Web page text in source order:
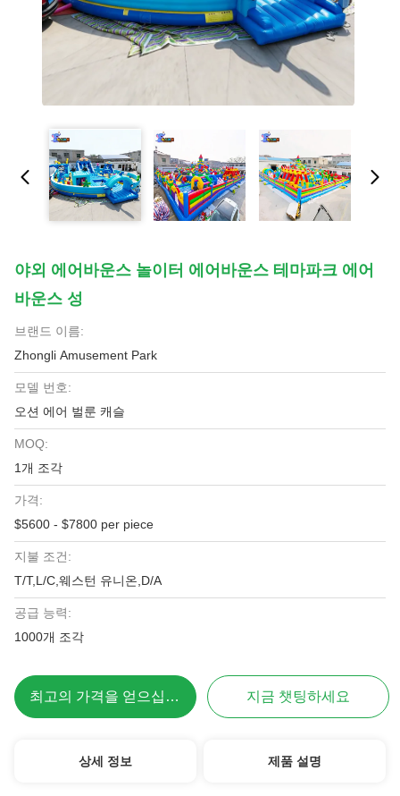
야외 에어바운스 놀이터 에어바운스 테마파크 에어
바운스 성
브랜드 이름:
Zhongli Amusement Park
모델 번호:
오션 에어 벌룬 캐슬
MOQ:
1개 조각
가격:
$5600 - $7800 per piece
지불 조건:
T/T,L/C,웨스턴 유니온,D/A
공급 능력:
1000개 조각
최고의 가격을 얻으십시오 지금 챗팅하세요
상세 정보 제품 설명